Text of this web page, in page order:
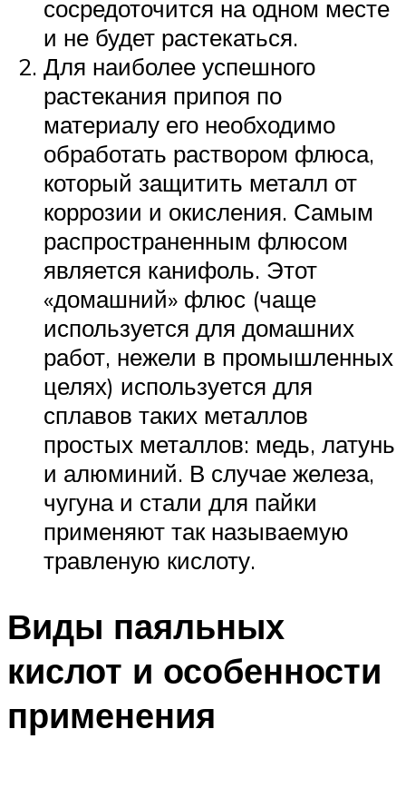
сосредоточится на одном месте
и не будет растекаться.
Для наиболее успешного
растекания припоя по
материалу его необходимо
обработать раствором флюса,
который защитить металл от
коррозии и окисления. Самым
распространенным флюсом
является канифоль. Этот
«домашний» флюс (чаще
используется для домашних
работ, нежели в промышленных
целях) используется для
сплавов таких металлов
простых металлов: медь, латунь
и алюминий. В случае железа,
чугуна и стали для пайки
применяют так называемую
травленую кислоту.
Виды паяльных
кислот и особенности
применения